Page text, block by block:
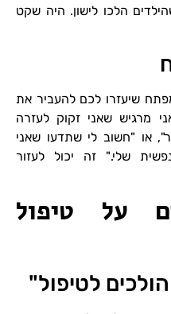
הלכו לישון. היה שקט
שיעזרו לכם להעביר את
מרגיש שאני זקוק לעזרה
או "חשוב לי שתדעו שאני
שלי." זה יכול לעזור
על טיפול
לטיפול"